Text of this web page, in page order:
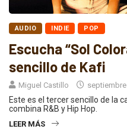
AUDIO INDIE POP
Escucha “Sol
sencillo de Kafi
Miguel Castillo septiembre
Este es el tercer sencillo de la
combina R&B y Hip Hop.
LEER MÁS